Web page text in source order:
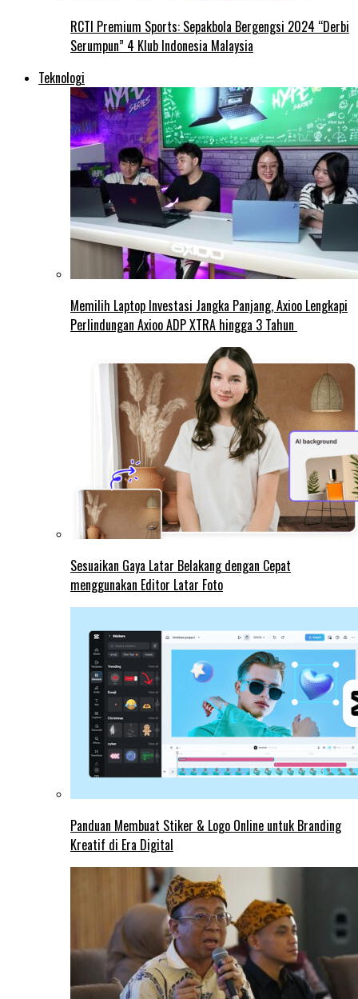
RCTI Premium Sports: Sepakbola Bergengsi 2024 “Derbi
Serumpun” 4 Klub Indonesia Malaysia
Teknologi
Memilih Laptop Investasi Jangka Panjang, Axioo Lengkapi
Perlindungan Axioo ADP XTRA hingga 3 Tahun
Sesuaikan Gaya Latar Belakang dengan Cepat
menggunakan Editor Latar Foto
Panduan Membuat Stiker & Logo Online untuk Branding
Kreatif di Era Digital